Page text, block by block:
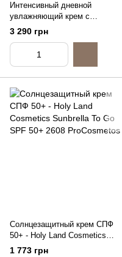
Интенсивный дневной
увлажняющий крем с
витамином C - Holy Land
Cosmetics C The Success
Intensive Day Cream, 50ml
3 290 грн
Солнцезащитный крем СПФ
50+ - Holy Land Cosmetics
Sunbrella To Go SPF 50+, 50ml
1 773 грн